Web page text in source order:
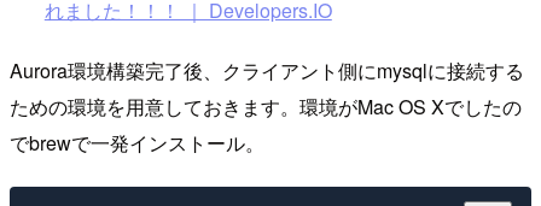
れました！！！ ｜ Developers.IO
Aurora環境構築完了後、クライアント側にmysqlに接続する
ための環境を用意しておきます。環境がMac OS Xでしたの
でbrewで一発インストール。